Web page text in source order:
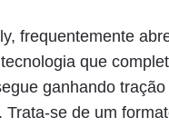
frequentemente
que
ganhando
Trata-se de um